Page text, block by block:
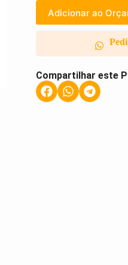
Adicionar ao
Compartilhar este